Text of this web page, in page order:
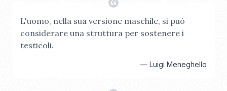
L'uomo, nella sua versione maschile, si può
considerare una struttura per sostenere i
testicoli.
— Luigi Meneghello